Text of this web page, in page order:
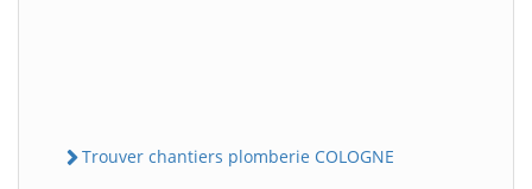
Trouver chantiers plomberie COLOGNE